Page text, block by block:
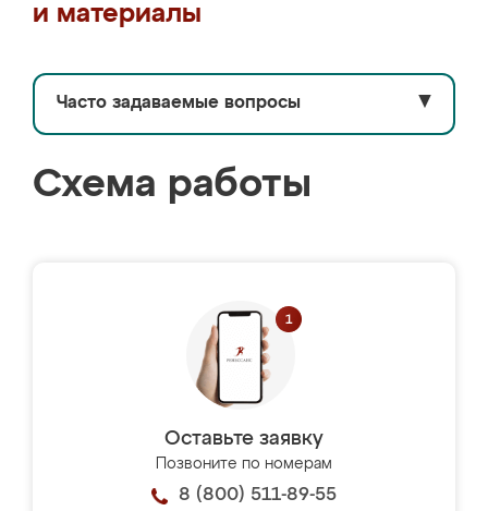
и материалы
Часто задаваемые вопросы ▼
Схема работы
Оставьте заявку
Позвоните по номерам
8 (800) 511-89-55